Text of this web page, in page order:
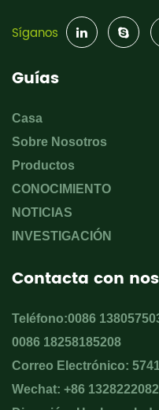
Síganos
Guías
Casa
Sobre Nosotros
Productos
CONOCIMIENTO
NOTICIAS
INVESTIGACIÓN
Contacta con
Teléfono:0086
0086 18258185208
Correo Electrónico:
Wechat: +86